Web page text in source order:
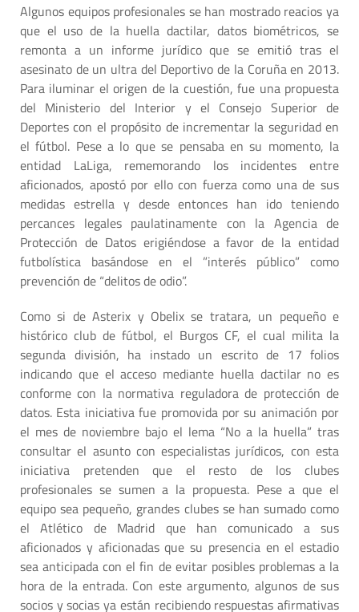
Algunos equipos profesionales se han mostrado reacios ya
que el uso de la huella dactilar, datos biométricos, se
remonta a un informe jurídico que se emitió tras el
asesinato de un ultra del Deportivo de la Coruña en 2013.
Para iluminar el origen de la cuestión, fue una propuesta
del Ministerio del Interior y el Consejo Superior de
Deportes con el propósito de incrementar la seguridad en
el fútbol. Pese a lo que se pensaba en su momento, la
entidad LaLiga, rememorando los incidentes entre
aficionados, apostó por ello con fuerza como una de sus
medidas estrella y desde entonces han ido teniendo
percances legales paulatinamente con la Agencia de
Protección de Datos erigiéndose a favor de la entidad
futbolística basándose en el ”interés público” como
prevención de “delitos de odio”.
Como si de Asterix y Obelix se tratara, un pequeño e
histórico club de fútbol, el Burgos CF, el cual milita la
segunda división, ha instado un escrito de 17 folios
indicando que el acceso mediante huella dactilar no es
conforme con la normativa reguladora de protección de
datos. Esta iniciativa fue promovida por su animación por
el mes de noviembre bajo el lema “No a la huella” tras
consultar el asunto con especialistas jurídicos, con esta
iniciativa pretenden que el resto de los clubes
profesionales se sumen a la propuesta. Pese a que el
equipo sea pequeño, grandes clubes se han sumado como
el Atlético de Madrid que han comunicado a sus
aficionados y aficionadas que su presencia en el estadio
sea anticipada con el fin de evitar posibles problemas a la
hora de la entrada. Con este argumento, algunos de sus
socios y socias ya están recibiendo respuestas afirmativas